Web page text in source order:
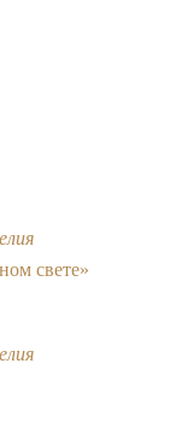
свете»